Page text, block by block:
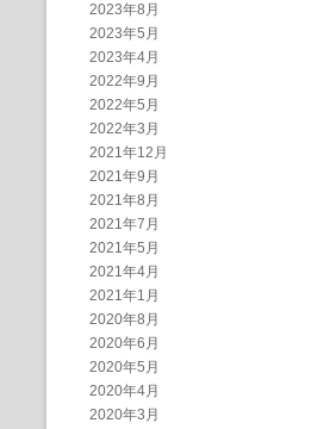
2023年8月
2023年5月
2023年4月
2022年9月
2022年5月
2022年3月
2021年12月
2021年9月
2021年8月
2021年7月
2021年5月
2021年4月
2021年1月
2020年8月
2020年6月
2020年5月
2020年4月
2020年3月